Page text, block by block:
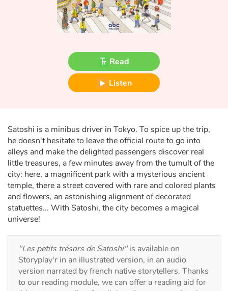
Princesses and princes, kings, queens and dragons
Heroines and Heroes
Ecology, nature, seasons
Travel, epic, investigation, adventure
Around the world
Learning
Arts, space, activities
With the family
Read
Listen
Satoshi is a minibus driver in Tokyo. To spice up the trip,
he doesn't hesitate to leave the official route to go into
alleys and make the delighted passengers discover real
little treasures, a few minutes away from the tumult of the
city: here, a magnificent park with a mysterious ancient
temple, there a street covered with rare and colored plants
and flowers, an astonishing alignment of decorated
statuettes... With Satoshi, the city becomes a magical
universe!
"Les petits trésors de Satoshi"is available on
Storyplay'r in an illustrated version, in an audio
version narrated by french native storytellers. Thanks
to our reading module, we can offer a reading aid for